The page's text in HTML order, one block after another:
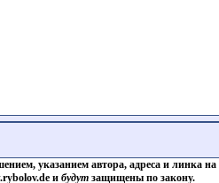
указанием автора, адреса и линка
и будут защищены по закону.